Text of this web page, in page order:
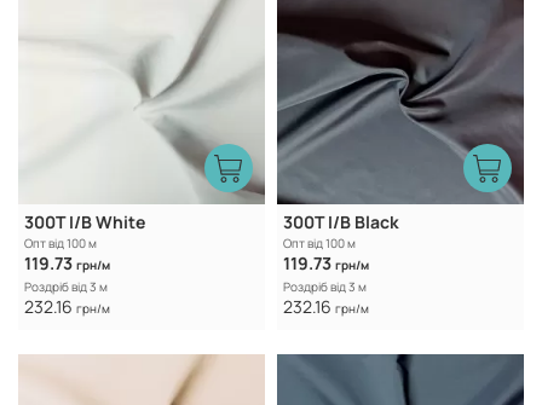
300T I/B White
Опт від 100 м
119.73 грн/м
Роздріб від 3 м
232.16 грн/м
300T I/B Black
Опт від 100 м
119.73 грн/м
Роздріб від 3 м
232.16 грн/м